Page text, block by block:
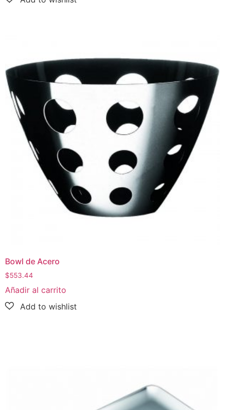
Bowl de Acero
$553.44
Añadir al carrito